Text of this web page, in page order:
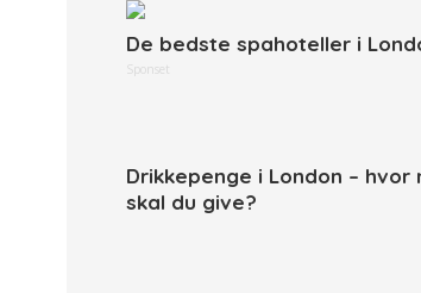
De bedste spahoteller i
Sponset
Drikkepenge i London – hvor
skal du give?